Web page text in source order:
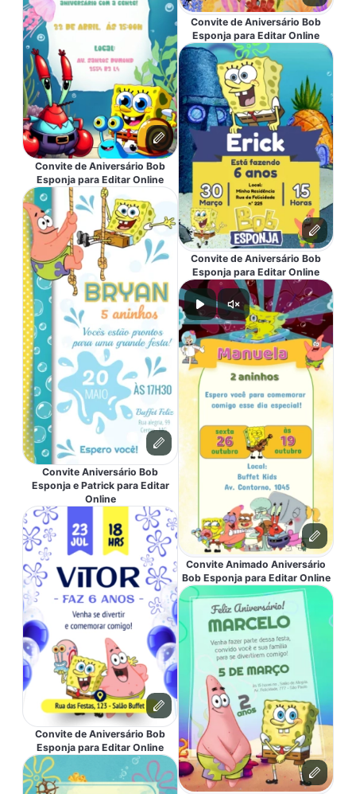
Convite de Aniversário Bob
Esponja para Editar Online
Convite Aniversário Bob
Esponja e Patrick para Editar
Online
Convite de Aniversário Bob
Esponja para Editar Online
Convite de Aniversário Bob
Esponja para Editar Online
Convite de Aniversário Bob
Esponja para Editar Online
Convite Animado Aniversário
Bob Esponja para Editar Online